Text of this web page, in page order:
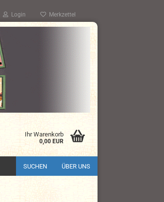
Login Merkzettel
Ihr Warenkorb
0,00 EUR
SUCHEN ÜBER UNS